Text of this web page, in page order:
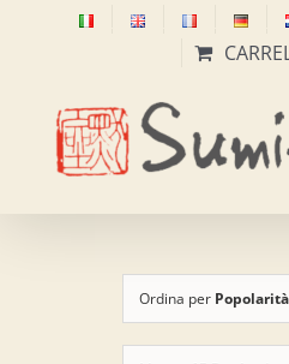
Ordina per Popolarità